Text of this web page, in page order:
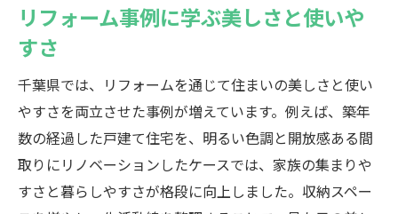
リフォーム事例に学ぶ美しさと使いや
すさ
千葉県では、リフォームを通じて住まいの美しさと使い
やすさを両立させた事例が増えています。例えば、築年
数の経過した戸建て住宅を、明るい色調と開放感ある間
取りにリノベーションしたケースでは、家族の集まりや
すさと暮らしやすさが格段に向上しました。収納スペー